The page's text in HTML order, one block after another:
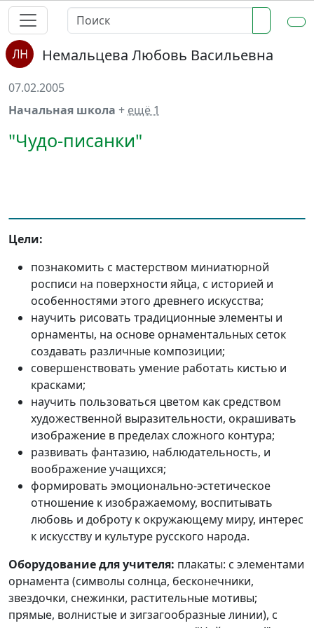
Немальцева Любовь Васильевна
07.02.2005
Начальная школа + ещё 1
"Чудо-писанки"
Цели:
познакомить с мастерством миниатюрной
росписи на поверхности яйца, с историей и
особенностями этого древнего искусства;
научить рисовать традиционные элементы и
орнаменты, на основе орнаментальных сеток
создавать различные композиции;
совершенствовать умение работать кистью и
красками;
научить пользоваться цветом как средством
художественной выразительности, окрашивать
изображение в пределах сложного контура;
развивать фантазию, наблюдательность, и
воображение учащихся;
формировать эмоционально-эстетическое
отношение к изображаемому, воспитывать
любовь и доброту к окружающему миру, интерес
к искусству и культуре русского народа.
Оборудование для учителя: плакаты: с элементами
орнамента (символы солнца, бесконечники,
звездочки, снежинки, растительные мотивы;
прямые, волнистые и зигзагообразные линии), с